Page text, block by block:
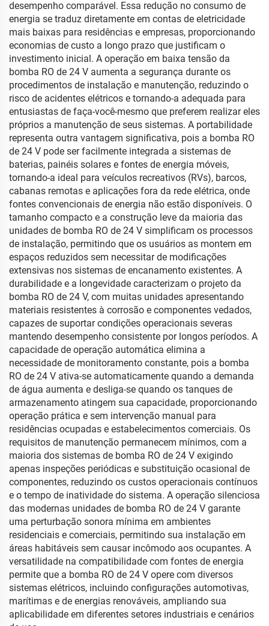
desempenho comparável. Essa redução no consumo de
energia se traduz diretamente em contas de eletricidade
mais baixas para residências e empresas, proporcionando
economias de custo a longo prazo que justificam o
investimento inicial. A operação em baixa tensão da
bomba RO de 24 V aumenta a segurança durante os
procedimentos de instalação e manutenção, reduzindo o
risco de acidentes elétricos e tornando-a adequada para
entusiastas de faça-você-mesmo que preferem realizar eles
próprios a manutenção de seus sistemas. A portabilidade
representa outra vantagem significativa, pois a bomba RO
de 24 V pode ser facilmente integrada a sistemas de
baterias, painéis solares e fontes de energia móveis,
tornando-a ideal para veículos recreativos (RVs), barcos,
cabanas remotas e aplicações fora da rede elétrica, onde
fontes convencionais de energia não estão disponíveis. O
tamanho compacto e a construção leve da maioria das
unidades de bomba RO de 24 V simplificam os processos
de instalação, permitindo que os usuários as montem em
espaços reduzidos sem necessitar de modificações
extensivas nos sistemas de encanamento existentes. A
durabilidade e a longevidade caracterizam o projeto da
bomba RO de 24 V, com muitas unidades apresentando
materiais resistentes à corrosão e componentes vedados,
capazes de suportar condições operacionais severas
mantendo desempenho consistente por longos períodos. A
capacidade de operação automática elimina a
necessidade de monitoramento constante, pois a bomba
RO de 24 V ativa-se automaticamente quando a demanda
de água aumenta e desliga-se quando os tanques de
armazenamento atingem sua capacidade, proporcionando
operação prática e sem intervenção manual para
residências ocupadas e estabelecimentos comerciais. Os
requisitos de manutenção permanecem mínimos, com a
maioria dos sistemas de bomba RO de 24 V exigindo
apenas inspeções periódicas e substituição ocasional de
componentes, reduzindo os custos operacionais contínuos
e o tempo de inatividade do sistema. A operação silenciosa
das modernas unidades de bomba RO de 24 V garante
uma perturbação sonora mínima em ambientes
residenciais e comerciais, permitindo sua instalação em
áreas habitáveis sem causar incômodo aos ocupantes. A
versatilidade na compatibilidade com fontes de energia
permite que a bomba RO de 24 V opere com diversos
sistemas elétricos, incluindo configurações automotivas,
marítimas e de energias renováveis, ampliando sua
aplicabilidade em diferentes setores industriais e cenários